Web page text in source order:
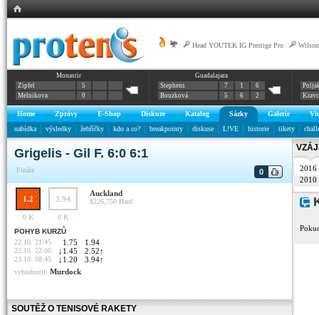
Head YOUTEK IG Prestige Pro
Monastir
Zipfel
5
Melnikova
0
Guadalajara
Stephens
7 1
6
Bouzková
5 6 2
Home Zprávy E-Shop Diskuze Katalog Sázky Galerie
nabídka
výsledky žebříčky kdo a co? breakpointy diskuse L!VE historie tikety
Grigelis - Gil F. 6:0 6:1
Finále 0
1.2 3.94
Auckland
$226,750 Hard
0 K
0 K
POHYB KURZŮ
22.10. 21:45
1.75 1.94
22.10. 22:00 ↓ 1.45 2.52↑
23.10. 08:45 ↓ 1.20 3.94↑
vyhodnotil: Murdock
SOUTĚŽ O TENISOVÉ RAKETY
2016
2010